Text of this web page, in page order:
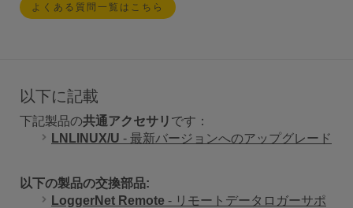
よくある質問一覧はこちら
以下に記載
下記製品の共通アクセサリ です：
LNLINUX/U - 最新バージョンへのアップグレード
以下の製品の交換部品:
LoggerNet Remote - リモートデータロガーサポ